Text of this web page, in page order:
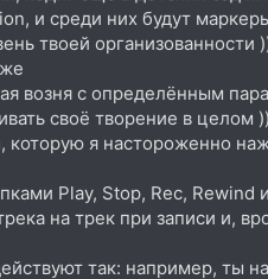
и среди них будут
твоей организованности
возня с определённым
своё творение в целом
я настороженно
Play, Stop, Rec, Rewind
на трек при записи и,
так: например, ты